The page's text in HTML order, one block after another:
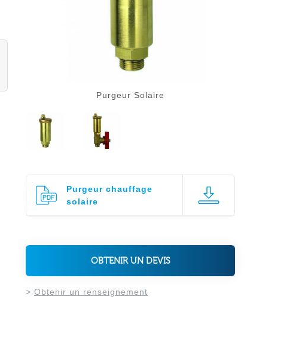
Purgeur Solaire
Purgeur chauffage
solaire
OBTENIR UN DEVIS
> Obtenir un renseignement